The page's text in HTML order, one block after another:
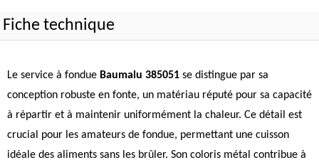
Fiche technique
Le service à fondue Baumalu 385051 se distingue par sa
conception robuste en fonte, un matériau réputé pour sa capacité
à répartir et à maintenir uniformément la chaleur. Ce détail est
crucial pour les amateurs de fondue, permettant une cuisson
idéale des aliments sans les brûler. Son coloris métal contribue à